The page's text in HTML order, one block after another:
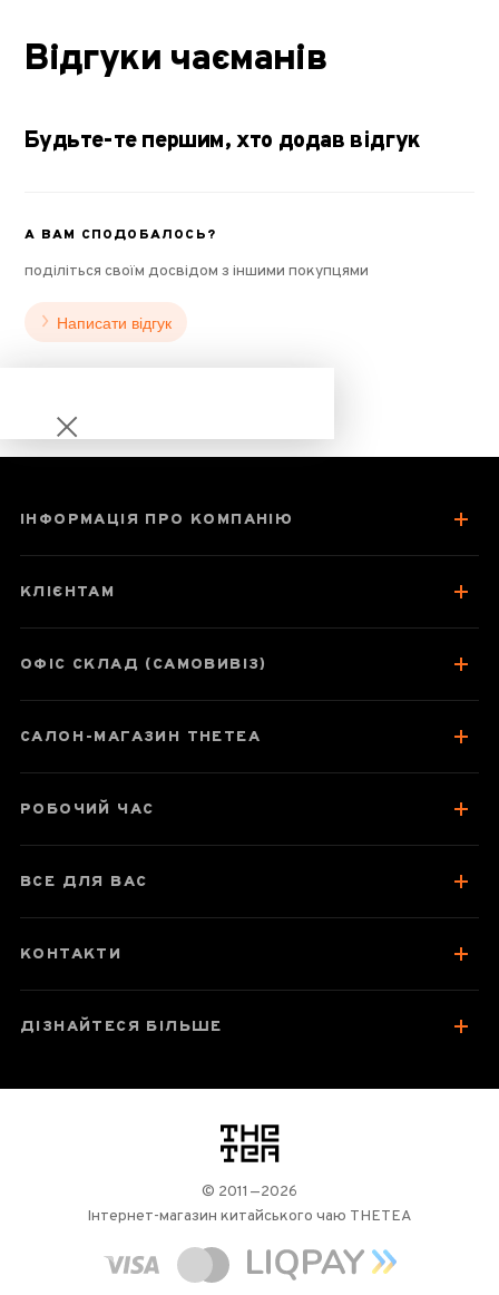
Відгуки чаєманів
Будьте-те першим, хто додав відгук
А ВАМ СПОДОБАЛОСЬ?
поділіться своїм досвідом з іншими покупцями
Написати відгук
Червоні Бруньки
ІНФОРМАЦІЯ ПРО КОМПАНІЮ
КЛІЄНТАМ
ОФІС СКЛАД (САМОВИВІЗ)
САЛОН-МАГАЗИН THETEA
РОБОЧИЙ ЧАС
ВСЕ ДЛЯ ВАС
КОНТАКТИ
ДІЗНАЙТЕСЯ БІЛЬШЕ
логотип
© 2011—2026
Інтернет-магазин китайського чаю THETEA